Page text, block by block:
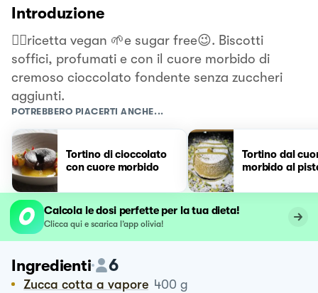
Introduzione
👉🏻ricetta vegan 🌱e sugar free😉. Biscotti
soffici, profumati e con il cuore morbido di
cremoso cioccolato fondente senza zuccheri
aggiunti.
POTREBBERO PIACERTI ANCHE...
Tortino di cioccolato
con cuore morbido
Tortino dal
morbido al
Calcola le dosi perfette per la tua dieta!
Clicca qui e scarica l’app olivia!
Ingredienti 6
Zucca cotta a vapore 400 g